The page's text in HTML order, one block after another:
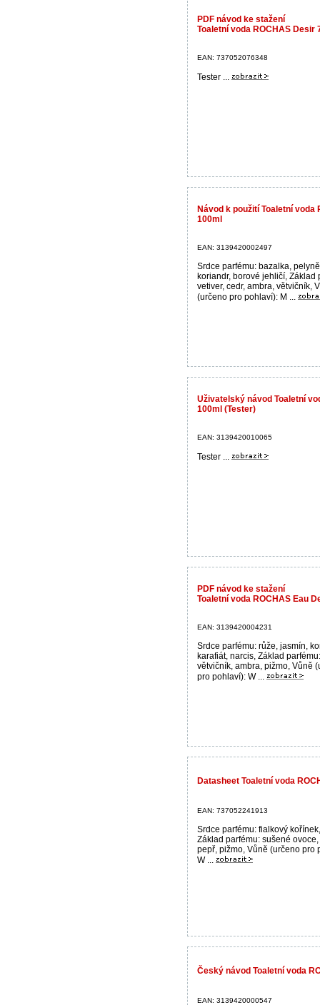
PDF návod ke stažení
Toaletní voda ROCHAS Desir
EAN: 737052076348
Tester ...
Návod k použití Toaletní voda
100ml
EAN: 3139420002497
Srdce parfému: bazalka,
koriandr, borové jehličí, Základ
vetiver, cedr, ambra, větvičník,
(určeno pro pohlaví): M ...
Uživatelský návod Toaletní
100ml (Tester)
EAN: 3139420010065
Tester ...
PDF návod ke stažení
Toaletní voda ROCHAS Eau
EAN: 3139420004231
Srdce parfému: růže, jasmín,
karafiát, narcis, Základ parfému:
větvičník, ambra, pižmo, Vůně
pro pohlaví): W ...
Datasheet Toaletní voda
EAN: 737052241913
Srdce parfému: fialkový
Základ parfému: sušené
pepř, pižmo, Vůně (určeno pro
W ...
Český návod Toaletní voda
EAN: 3139420000547